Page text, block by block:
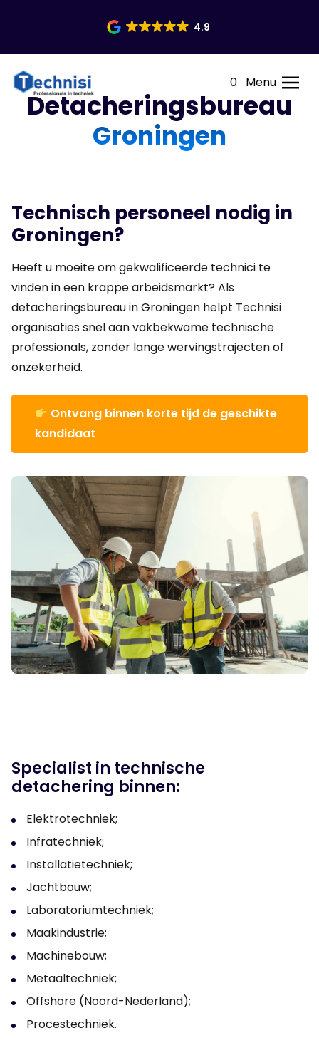
4.9
0 Menu
Detacheringsbureau
Groningen
Technisch personeel nodig in
Groningen?
Heeft u moeite om gekwalificeerde technici te
vinden in een krappe arbeidsmarkt? Als
detacheringsbureau in Groningen helpt Technisi
organisaties snel aan vakbekwame technische
professionals, zonder lange wervingstrajecten of
onzekerheid.
Ontvang binnen korte tijd de geschikte
kandidaat
Specialist in technische
detachering binnen:
Elektrotechniek;
Infratechniek;
Installatietechniek;
Jachtbouw;
Laboratoriumtechniek;
Maakindustrie;
Machinebouw;
Metaaltechniek;
Offshore (Noord-Nederland);
Procestechniek.